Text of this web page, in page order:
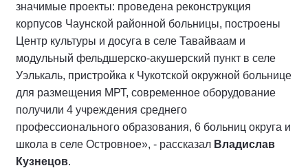
значимые проекты: проведена реконструкция
корпусов Чаунской районной больницы, построены
Центр культуры и досуга в селе Тавайваам и
модульный фельдшерско-акушерский пункт в селе
Уэлькаль, пристройка к Чукотской окружной больнице
для размещения МРТ, современное оборудование
получили 4 учреждения среднего
профессионального образования, 6 больниц округа и
школа в селе Островное», - рассказал Владислав
Кузнецов.